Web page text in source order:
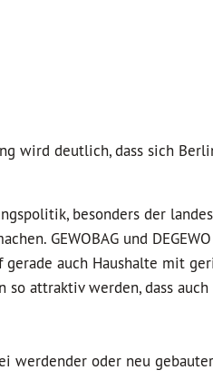
wird deutlich, dass sich
besonders der
GEWOBAG und
auch Haushalte mit
so attraktiv werden, dass
werdender oder neu gebauter